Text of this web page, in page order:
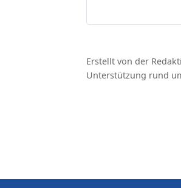
Erstellt von der
Unterstützung rund